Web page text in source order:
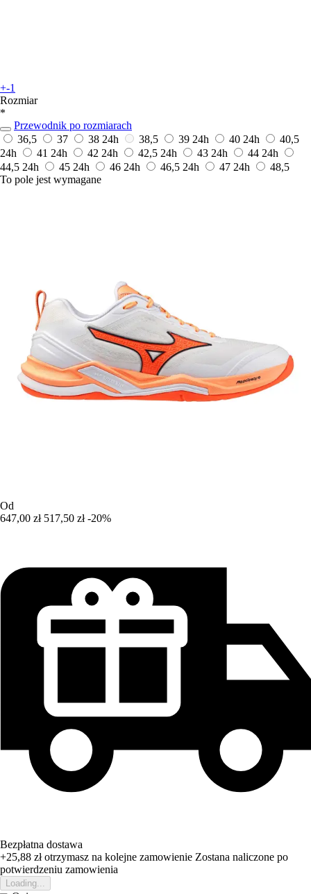
+-1
Rozmiar
*
Przewodnik po rozmiarach
36,5
37 38 24h 38,5 39 24h 40 24h
40,5
24h
41 24h 42 24h 42,5 24h 43 24h 44 24h
44,5 24h 45 24h 46 24h 46,5 24h 47 24h
48,5
To pole jest wymagane
Od
647,00 zł 517,50 zł -20%
Bezpłatna dostawa
+25,88 złotrzymasz na kolejne zamowienie Zostana naliczone po
potwierdzeniu zamowienia
Loading...